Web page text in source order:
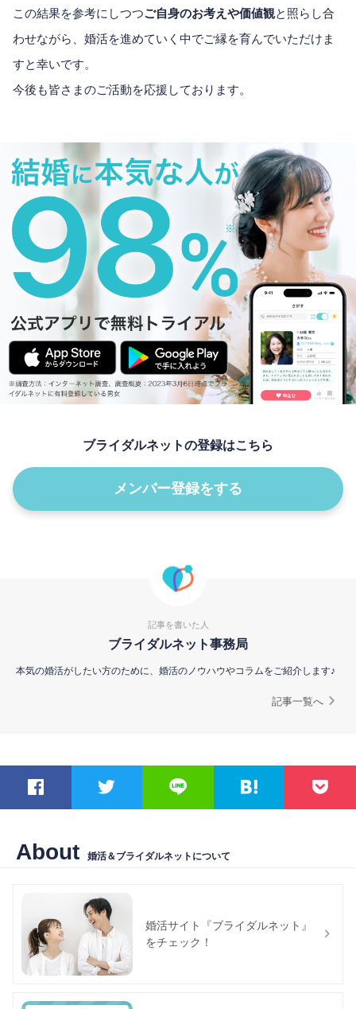
この結果を参考にしつつご自身のお考えや価値観と照らし合
わせながら、婚活を進めていく中でご縁を育んでいただけま
すと幸いです。
今後も皆さまのご活動を応援しております。
ブライダルネットの登録はこちら
メンバー登録をする
記事を書いた人
ブライダルネット事務局
本気の婚活がしたい方のために、婚活のノウハウやコラムをご紹介します♪
記事一覧へ
About 婚活＆ブライダルネットについて
婚活サイト『ブライダルネット』
をチェック！